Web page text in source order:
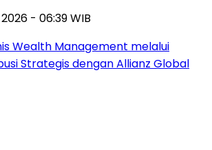
- 06:39 WIB
Wealth Management melalui
Strategis dengan Allianz Global